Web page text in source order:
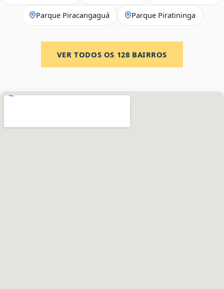
Parque Piracangaguá Parque Piratininga
VER TODOS OS 128 BAIRROS